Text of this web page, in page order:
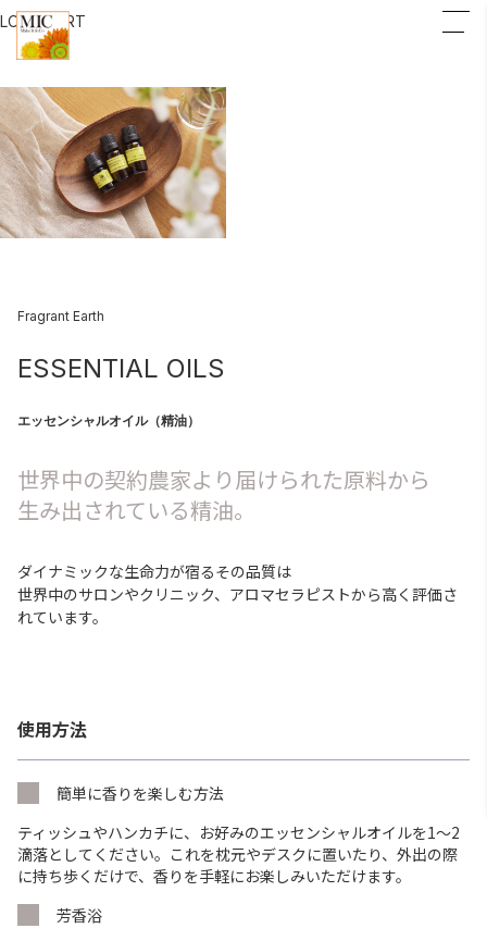
LOGINCART
Fragrant Earth
ESSENTIAL OILS
エッセンシャルオイル（精油）
世界中の契約農家より届けられた原料から
生み出されている精油。
ダイナミックな生命力が宿るその品質は
世界中のサロンやクリニック、アロマセラピストから高く評価さ
れています。
使用方法
簡単に香りを楽しむ方法
ティッシュやハンカチに、お好みのエッセンシャルオイルを1〜2
滴落としてください。これを枕元やデスクに置いたり、外出の際
に持ち歩くだけで、香りを手軽にお楽しみいただけます。
芳香浴